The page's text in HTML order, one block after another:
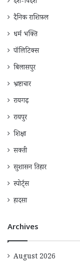
दैनिक राशिफ़ल
धर्म भक्ति
पॉलिटिक्स
बिलासपुर
भ्रष्टाचार
रायगढ़
रायपुर
शिक्षा
सक्ती
सुशासन तिहार
स्पोर्ट्स
हादसा
Archives
August 2026